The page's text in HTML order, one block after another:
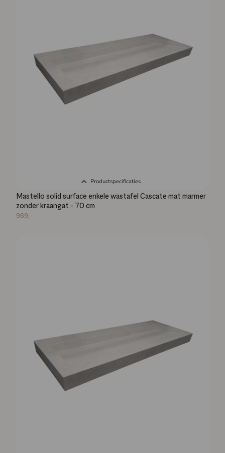
Productspecificaties
Mastello solid surface enkele wastafel Cascate mat marmer
zonder kraangat - 70 cm
969,-